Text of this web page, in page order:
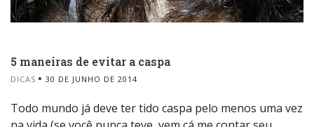
5 maneiras de evitar a caspa
DICAS 30 DE JUNHO DE 2014
Todo mundo já deve ter tido caspa pelo menos uma vez